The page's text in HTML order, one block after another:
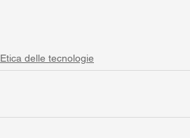
Etica delle tecnologie